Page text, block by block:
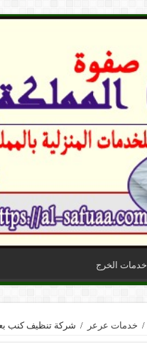
خدمات الخرج
/ خدمات عرعر / شركة تنظيف كنب